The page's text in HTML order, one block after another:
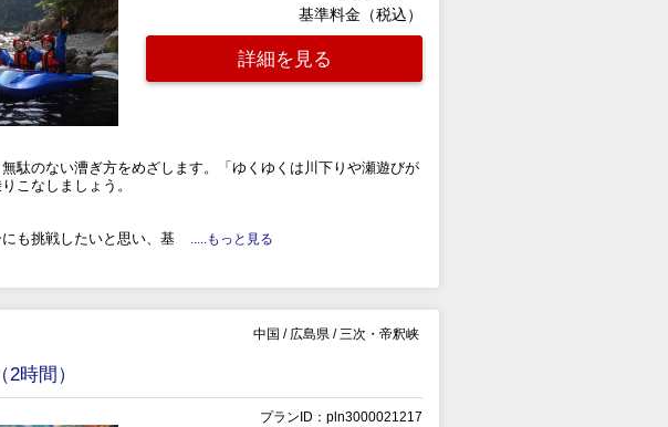
基準料金（税込）
詳細を見る
駄のない漕ぎ方をめざします。「ゆくゆくは川下りや瀬遊びが
こなしましょう。
も挑戦したいと思い、基 .....もっと見る
中国 / 広島県 / 三次・帝釈峡
時間）
プランID：pln3000021217